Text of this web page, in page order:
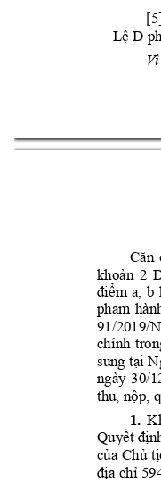
[5]
Lệ D
Căn
khoản 2
điểm a, b
phạm
91/2019/
chính
sung tại
ngày 30/
thu, nộp,
1.
Quyết
của Chủ
địa chỉ